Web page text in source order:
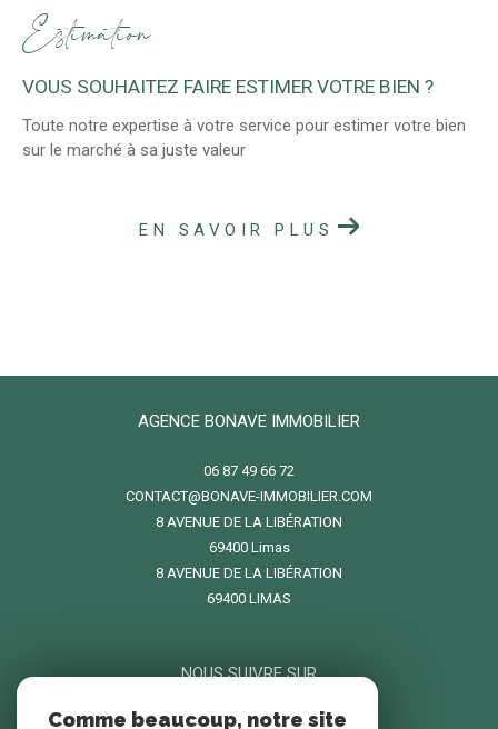
Estimation
VOUS SOUHAITEZ FAIRE ESTIMER VOTRE BIEN ?
Toute notre expertise à votre service pour estimer votre bien
sur le marché à sa juste valeur
EN SAVOIR PLUS
AGENCE BONAVE IMMOBILIER
06 87 49 66 72
CONTACT@BONAVE-IMMOBILIER.COM
8 AVENUE DE LA LIBÉRATION
69400
limas
8 AVENUE DE LA LIBÉRATION
69400 LIMAS
NOUS SUIVRE SUR
Comme beaucoup, notre site